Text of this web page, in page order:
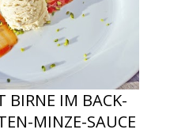
BIRNE IM BACK-
MINZE-SAUCE